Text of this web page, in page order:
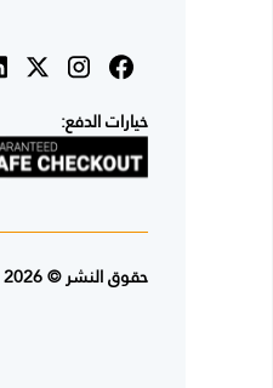
خيارات الدفع:
حقوق النشر © 2026